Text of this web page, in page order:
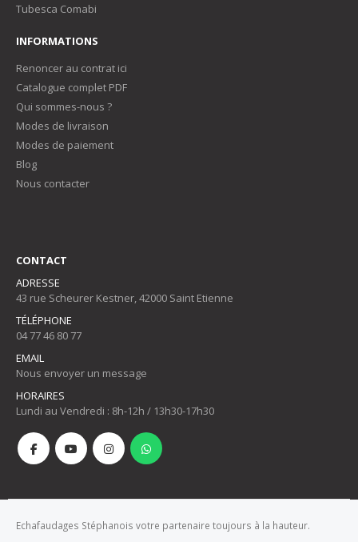
Tubesca Comabi
INFORMATIONS
Renoncer au contrat ici
Catalogue complet PDF
Qui sommes-nous ?
Modes de livraison
Modes de paiement
Blog
Nous contacter
CONTACT
ADRESSE
43 rue Scheurer Kestner, 42000 Saint Etienne
TÉLÉPHONE
04 77 46 80 77
EMAIL
Nous envoyer un message
HORAIRES
Lundi au Vendredi : 8h-12h / 13h30-17h30
Echafaudages Stéphanois votre partenaire toujours à la hauteur.